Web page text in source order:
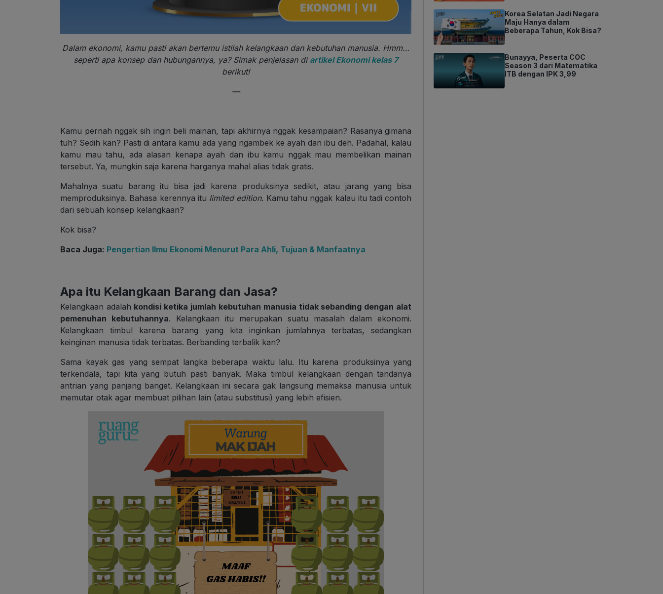
Dalam ekonomi, kamu pasti akan bertemu istilah kelangkaan dan kebutuhan manusia. Hmm…
seperti apa konsep dan hubungannya, ya? Simak penjelasan di artikel Ekonomi kelas 7
berikut!
—
Kamu pernah nggak sih ingin beli mainan, tapi akhirnya nggak kesampaian? Rasanya gimana
tuh? Sedih kan? Pasti di antara kamu ada yang ngambek ke ayah dan ibu deh. Padahal, kalau
kamu mau tahu, ada alasan kenapa ayah dan ibu kamu nggak mau membelikan mainan
tersebut. Ya, mungkin saja karena harganya mahal alias tidak gratis.
Mahalnya suatu barang itu bisa jadi karena produksinya sedikit, atau jarang yang bisa
memproduksinya. Bahasa kerennya itu limited edition. Kamu tahu nggak kalau itu tadi contoh
dari sebuah konsep kelangkaan?
Kok bisa?
Baca Juga: Pengertian Ilmu Ekonomi Menurut Para Ahli, Tujuan & Manfaatnya
Apa itu Kelangkaan Barang dan Jasa?
Kelangkaan adalah kondisi ketika jumlah kebutuhan manusia tidak sebanding dengan alat
pemenuhan kebutuhannya. Kelangkaan itu merupakan suatu masalah dalam ekonomi.
Kelangkaan timbul karena barang yang kita inginkan jumlahnya terbatas, sedangkan
keinginan manusia tidak terbatas. Berbanding terbalik kan?
Sama kayak gas yang sempat langka beberapa waktu lalu. Itu karena produksinya yang
terkendala, tapi kita yang butuh pasti banyak. Maka timbul kelangkaan dengan tandanya
antrian yang panjang banget. Kelangkaan ini secara gak langsung memaksa manusia untuk
memutar otak agar membuat pilihan lain (atau substitusi) yang lebih efisien.
Korea Selatan Jadi Negara
Maju Hanya dalam
Beberapa Tahun, Kok Bisa?
Bunayya, Peserta COC
Season 3 dari Matematika
ITB dengan IPK 3,99